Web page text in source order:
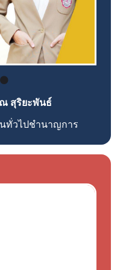
สุริยะพันธ์
ทั่วไปชำนาญการ